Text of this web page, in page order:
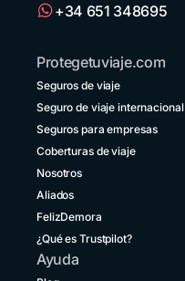
+591 5 50701249
Brasil
Canadá
+1 833 2223287
Chile
+56 2 3210 3154
+34 651 348695
Protegetuviaje.com
Seguros de viaje
Seguro de viaje internacional
Seguros para empresas
Coberturas de viaje
Nosotros
Aliados
FelizDemora
¿Qué es Trustpilot?
Ayuda